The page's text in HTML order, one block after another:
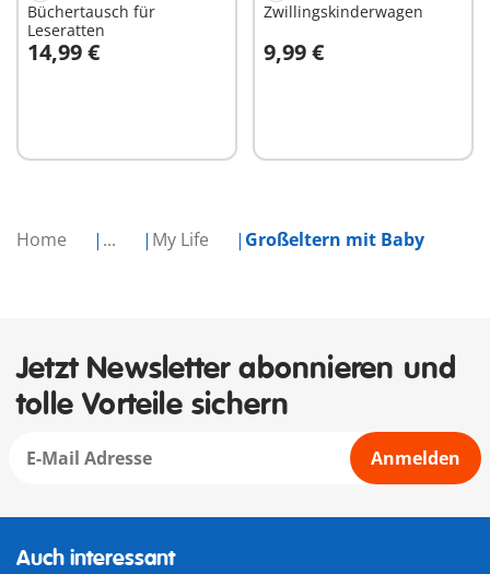
Home ... My Life Großeltern mit Baby
Büchertausch für
Leseratten
14,99 €
In den Warenkorb
Zwillingskinderwagen
9,99 €
In den Warenkorb
Jetzt Newsletter abonnieren und
tolle Vorteile sichern
Anmelden
Auch interessant